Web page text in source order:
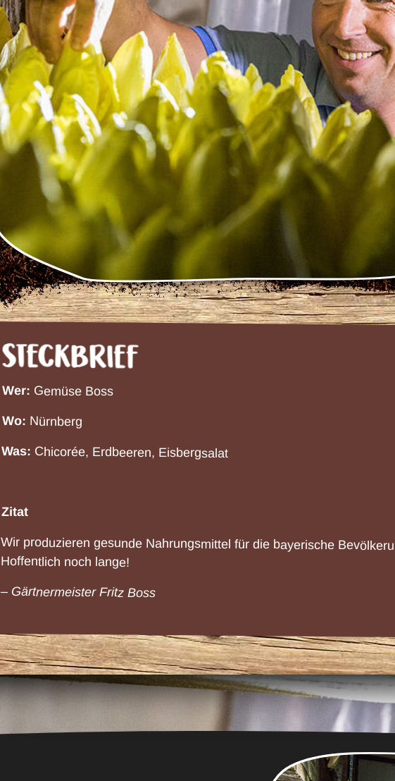
Wer: Gemüse Boss
Wo: Nürnberg
Was: Chicorée, Erdbeeren, Eisbergsalat
Zitat
Wir produzieren gesunde Nahrungsmittel für die bayerische
Hoffentlich noch lange!
– Gärtnermeister Fritz Boss